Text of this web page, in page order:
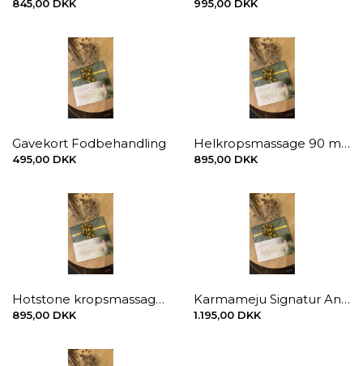
845,00 DKK 995,00 DKK
Gavekort Fodbehandling
495,00 DKK
Helkropsmassage 90 min.
895,00 DKK
Hotstone kropsmassage 90 min.
895,00 DKK
Karmameju Signatur Ansigtsbehandling 01 - SMUK, 90 min.
1.195,00 DKK